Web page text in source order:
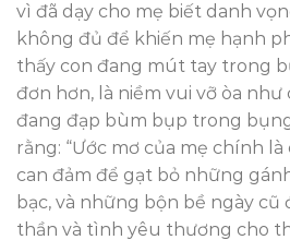
vì đã dạy cho mẹ biết danh
không đủ để khiến mẹ hạnh
thấy con đang mút tay trong
đơn hơn, là niềm vui vỡ òa
đang đạp bùm bụp trong
rằng: “Ước mơ của mẹ chính là
can đảm để gạt bỏ những
bạc, và những bộn bề ngày
thần và tình yêu thương cho